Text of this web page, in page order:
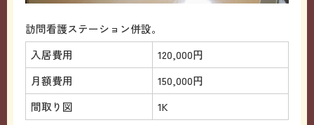
訪問看護ステーション併設。
入居費用
120,000円
月額費用
150,000円
間取り図
1K